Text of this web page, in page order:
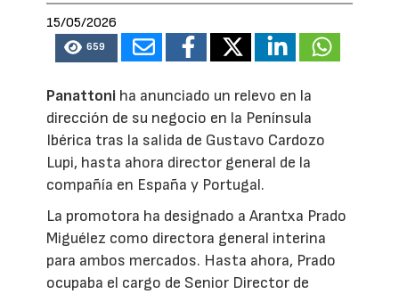
15/05/2026
659
Panattoni ha anunciado un relevo en la
dirección de su negocio en la Península
Ibérica tras la salida de Gustavo Cardozo
Lupi, hasta ahora director general de la
compañía en España y Portugal.
La promotora ha designado a Arantxa Prado
Miguélez como directora general interina
para ambos mercados. Hasta ahora, Prado
ocupaba el cargo de Senior Director de